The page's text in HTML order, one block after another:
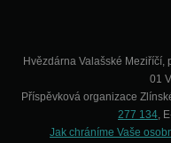
Hvězdárna Valašské Meziříčí,
01
Příspěvková organizace
277 134,
Jak chráníme Vaše